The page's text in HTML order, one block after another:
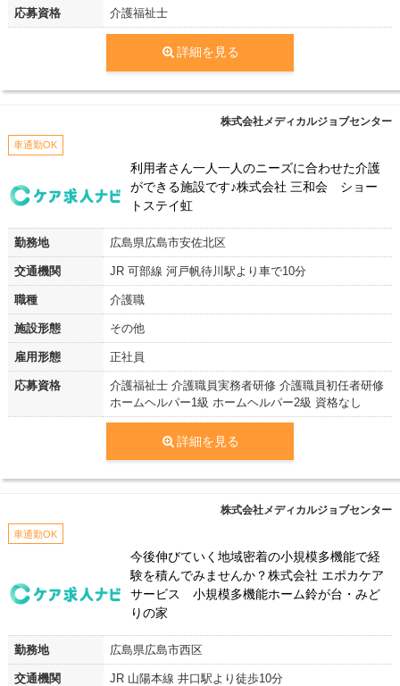
応募資格 介護福祉士
詳細を見る
株式会社メディカルジョブセンター
車通勤OK
利用者さん一人一人のニーズに合わせた介護
ができる施設です♪株式会社 三和会 ショー
トステイ虹
勤務地 広島県広島市安佐北区
交通機関 JR 可部線 河戸帆待川駅より車で10分
職種 介護職
施設形態 その他
雇用形態 正社員
応募資格
介護福祉士 介護職員実務者研修 介護職員初任者研修
ホームヘルパー1級 ホームヘルパー2級 資格なし
詳細を見る
株式会社メディカルジョブセンター
車通勤OK
今後伸びていく地域密着の小規模多機能で経
験を積んでみませんか？株式会社 エポカケア
サービス 小規模多機能ホーム鈴が台・みど
りの家
勤務地 広島県広島市西区
交通機関 JR 山陽本線 井口駅より徒歩10分